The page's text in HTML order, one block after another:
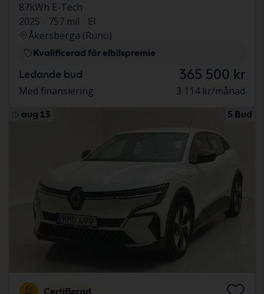
87kWh E-Tech
2025
757 mil
El
Åkersberga (Runö)
Kvalificerad för elbilspremie
Ledande bud 365 500 kr
Med finansiering 3 114 kr/månad
aug 13 5 Bud
Certifierad